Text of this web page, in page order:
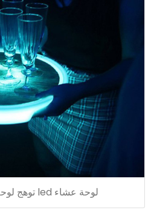
لوحة عشاء led توهج لوحة طعام cc529